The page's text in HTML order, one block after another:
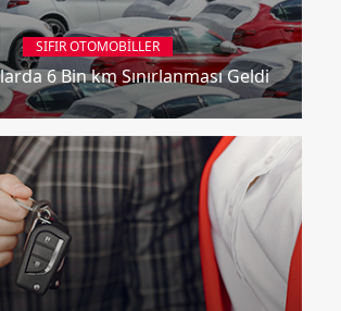
SIFIR OTOMOBILLER
6 Bin km Sınırlanması Geldi